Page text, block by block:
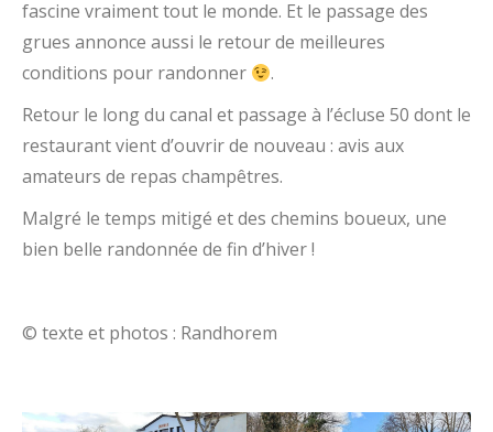
fascine vraiment tout le monde. Et le passage des
grues annonce aussi le retour de meilleures
conditions pour randonner
.
Retour le long du canal et passage à l’écluse 50 dont le
restaurant vient d’ouvrir de nouveau : avis aux
amateurs de repas champêtres.
Malgré le temps mitigé et des chemins boueux, une
bien belle randonnée de fin d’hiver !
© texte et photos : Randhorem